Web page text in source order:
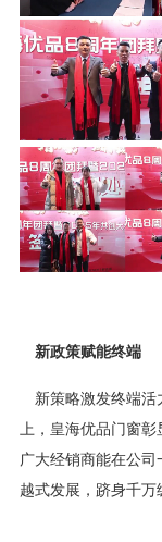
新政策赋能终端
新策略激发终端
上，皇海优品门窗
广大经销商能在公
越式发展，跻身千万